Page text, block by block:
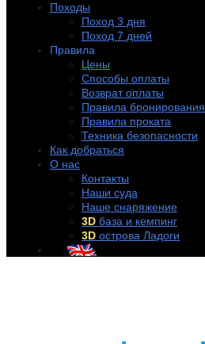
Походы
Поход 3 дня
Поход 7 дней
Правила
Цены
Способы оплаты
Возврат оплаты
Правила бронирования
Правила проката
Техника безопасности
Как добраться
О нас
Контакты
Наши суда
Наше снаряжение
3D база и кемпинг
3D острова Ладоги